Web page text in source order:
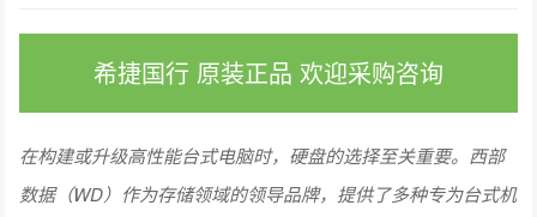
希捷国行 原装正品 欢迎采购咨询
在构建或升级高性能台式电脑时，硬盘的选择至关重要。西部
数据（WD）作为存储领域的领导品牌，提供了多种专为台式机